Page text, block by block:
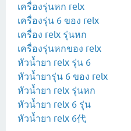
เครื่องรุ่นหก relx
เครื่องรุ่น 6 ของ relx
เครื่อง relx รุ่นหก
เครื่องรุ่นหกของ relx
หัวน้ำยา relx รุ่น 6
หัวน้ำยารุ่น 6 ของ relx
หัวน้ำยา relx รุ่นหก
หัวน้ำยา relx 6 รุ่น
หัวน้ำยา relx 6代